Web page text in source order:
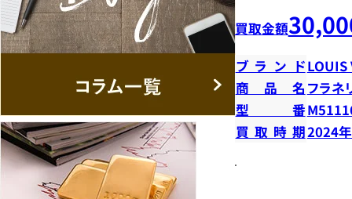
買取金額
ブランドLOUIS
商品名 フラネ
型番
買取時期2024